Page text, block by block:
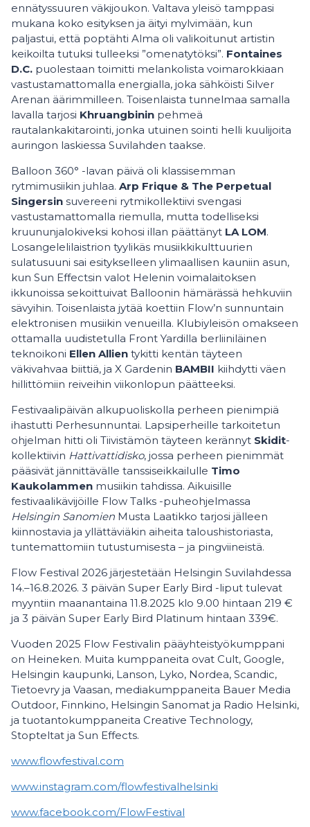
ennätyssuuren väkijoukon. Valtava yleisö tamppasi
mukana koko esityksen ja äityi mylvimään, kun
paljastui, että poptähti Alma oli valikoitunut artistin
keikoilta tutuksi tulleeksi ”omenatytöksi”. Fontaines
D.C. puolestaan toimitti melankolista voimarokkiaan
vastustamattomalla energialla, joka sähköisti Silver
Arenan äärimmilleen. Toisenlaista tunnelmaa samalla
lavalla tarjosi Khruangbinin pehmeä
rautalankakitarointi, jonka utuinen sointi helli kuulijoita
auringon laskiessa Suvilahden taakse.
Balloon 360° -lavan päivä oli klassisemman
rytmimusiikin juhlaa. Arp Frique & The Perpetual
Singersin suvereeni rytmikollektiivi svengasi
vastustamattomalla riemulla, mutta todelliseksi
kruununjalokiveksi kohosi illan päättänyt LA LOM.
Losangelelilaistrion tyylikäs musiikkikulttuurien
sulatusuuni sai esitykselleen ylimaallisen kauniin asun,
kun Sun Effectsin valot Helenin voimalaitoksen
ikkunoissa sekoittuivat Balloonin hämärässä hehkuviin
sävyihin. Toisenlaista jytää koettiin Flow’n sunnuntain
elektronisen musiikin venueilla. Klubiyleisön omakseen
ottamalla uudistetulla Front Yardilla berliiniläinen
teknoikoni Ellen Allien tykitti kentän täyteen
väkivahvaa biittiä, ja X Gardenin BAMBII kiihdytti väen
hillittömiin reiveihin viikonlopun päätteeksi.
Festivaalipäivän alkupuoliskolla perheen pienimpiä
ihastutti Perhesunnuntai. Lapsiperheille tarkoitetun
ohjelman hitti oli Tiivistämön täyteen kerännyt Skidit-
kollektiivin Hattivattidisko, jossa perheen pienimmät
pääsivät jännittävälle tanssiseikkailulle Timo
Kaukolammen musiikin tahdissa. Aikuisille
festivaalikävijöille Flow Talks -puheohjelmassa
Helsingin Sanomien Musta Laatikko tarjosi jälleen
kiinnostavia ja yllättäviäkin aiheita taloushistoriasta,
tuntemattomiin tutustumisesta – ja pingviineistä.
Flow Festival 2026 järjestetään Helsingin Suvilahdessa
14.–16.8.2026. 3 päivän Super Early Bird -liput tulevat
myyntiin maanantaina 11.8.2025 klo 9.00 hintaan 219 €
ja 3 päivän Super Early Bird Platinum hintaan 339€.
Vuoden 2025 Flow Festivalin pääyhteistyökumppani
on Heineken. Muita kumppaneita ovat Cult, Google,
Helsingin kaupunki, Lanson, Lyko, Nordea, Scandic,
Tietoevry ja Vaasan, mediakumppaneita Bauer Media
Outdoor, Finnkino, Helsingin Sanomat ja Radio Helsinki,
ja tuotantokumppaneita Creative Technology,
Stopteltat ja Sun Effects.
www.flowfestival.com
www.instagram.com/flowfestivalhelsinki
www.facebook.com/FlowFestival